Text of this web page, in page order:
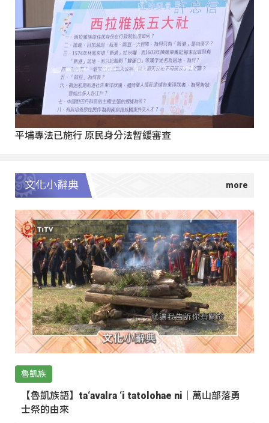
平埔專法已施行 原民身分法暫緩審查
文化小辭典
魯凱族
【魯凱族語】ta‘avalra ‘i tatolohae ni｜萬山部落勇
士祭的由來